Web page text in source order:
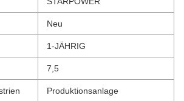
Neu
1-JÄHRIG
7,5
Produktionsanlage